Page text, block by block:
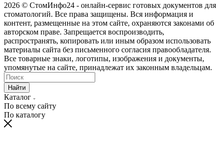
2026 © СтомИнфо24 - онлайн-сервис готовых документов для
стоматологий. Все права защищены. Вся информация и
контент, размещенные на этом сайте, охраняются законами об
авторском праве. Запрещается воспроизводить,
распространять, копировать или иным образом использовать
материалы сайта без письменного согласия правообладателя.
Все товарные знаки, логотипы, изображения и документы,
упомянутые на сайте, принадлежат их законным владельцам.
Найти
Каталог
По всему сайту
По каталогу